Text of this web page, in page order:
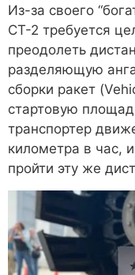
Из-за своего
CT-2 требуется
преодолеть
разделяющую
сборки ракет
стартовую
транспортер
километра в час,
пройти эту же